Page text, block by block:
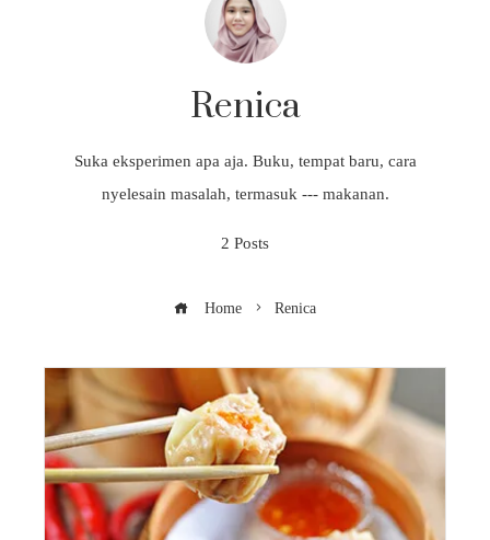
Renica
Suka eksperimen apa aja. Buku, tempat baru, cara
nyelesain masalah, termasuk --- makanan.
2 Posts
Home Renica